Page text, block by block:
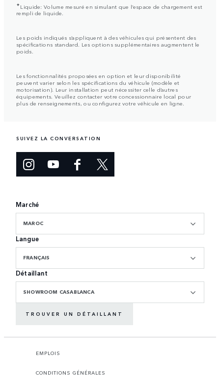
✦Liquide: Volume mesuré en simulant que l’espace de chargement est
rempli de liquide.
Les poids indiqués s’appliquent à des véhicules qui présentent des
spécifications standard. Les options supplémentaires augmentent le
poids.
Les fonctionnalités proposées en option et leur disponibilité
peuvent varier selon les spécifications du véhicule (modèle et
motorisation). Leur installation peut nécessiter celle d’autres
équipements. Veuillez contacter votre concessionnaire local pour
plus de renseignements, ou configurez votre véhicule en ligne.
SUIVEZ LA CONVERSATION
Marché
MAROC
Langue
FRANÇAIS
Détaillant
SHOWROOM CASABLANCA
TROUVER UN DÉTAILLANT
EMPLOIS
CONDITIONS GÉNÉRALES